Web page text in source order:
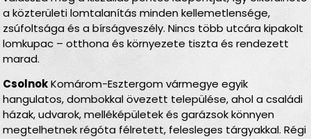
a közterületi lomtalanítás minden kellemetlensége,
zsúfoltsága és a bírságveszély. Nincs több utcára kipakolt
lomkupac – otthona és környezete tiszta és rendezett
marad.
CsolnokKomárom-Esztergom vármegye egyik
hangulatos, dombokkal övezett települése, ahol a családi
házak, udvarok, melléképületek és garázsok könnyen
megtelhetnek régóta félretett, felesleges tárgyakkal. Régi